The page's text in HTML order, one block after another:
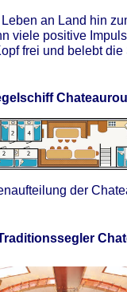
an Land hin
viele positive
frei und belebt die
der